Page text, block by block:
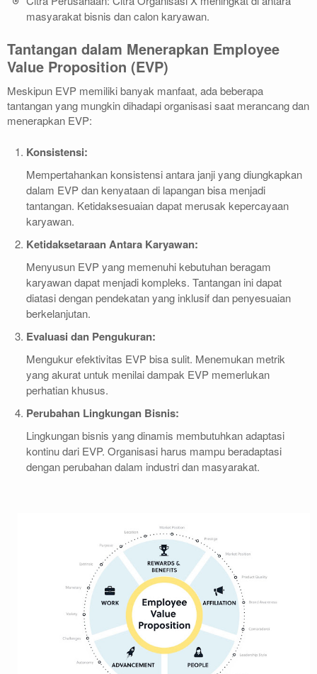
masyarakat bisnis dan calon karyawan.
Tantangan dalam Menerapkan Employee
Value Proposition (EVP)
Meskipun EVP memiliki banyak manfaat, ada beberapa
tantangan yang mungkin dihadapi organisasi saat merancang dan
menerapkan EVP:
Konsistensi:
Mempertahankan konsistensi antara janji yang diungkapkan
dalam EVP dan kenyataan di lapangan bisa menjadi
tantangan. Ketidaksesuaian dapat merusak kepercayaan
karyawan.
Ketidaksetaraan Antara Karyawan:
Menyusun EVP yang memenuhi kebutuhan beragam
karyawan dapat menjadi kompleks. Tantangan ini dapat
diatasi dengan pendekatan yang inklusif dan penyesuaian
berkelanjutan.
Evaluasi dan Pengukuran:
Mengukur efektivitas EVP bisa sulit. Menemukan metrik
yang akurat untuk menilai dampak EVP memerlukan
perhatian khusus.
Perubahan Lingkungan Bisnis:
Lingkungan bisnis yang dinamis membutuhkan adaptasi
kontinu dari EVP. Organisasi harus mampu beradaptasi
dengan perubahan dalam industri dan masyarakat.